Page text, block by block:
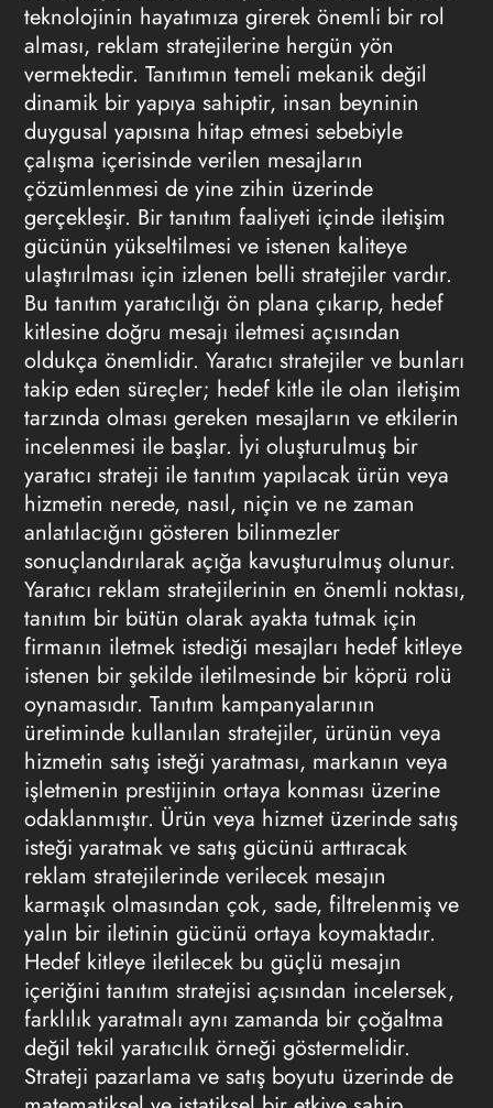
teknolojinin hayatımıza girerek önemli bir rol
alması, reklam stratejilerine hergün yön
vermektedir. Tanıtımın temeli mekanik değil
dinamik bir yapıya sahiptir, insan beyninin
duygusal yapısına hitap etmesi sebebiyle
çalışma içerisinde verilen mesajların
çözümlenmesi de yine zihin üzerinde
gerçekleşir. Bir tanıtım faaliyeti içinde iletişim
gücünün yükseltilmesi ve istenen kaliteye
ulaştırılması için izlenen belli stratejiler vardır.
Bu tanıtım yaratıcılığı ön plana çıkarıp, hedef
kitlesine doğru mesajı iletmesi açısından
oldukça önemlidir. Yaratıcı stratejiler ve bunları
takip eden süreçler; hedef kitle ile olan iletişim
tarzında olması gereken mesajların ve etkilerin
incelenmesi ile başlar. İyi oluşturulmuş bir
yaratıcı strateji ile tanıtım yapılacak ürün veya
hizmetin nerede, nasıl, niçin ve ne zaman
anlatılacığını gösteren bilinmezler
sonuçlandırılarak açığa kavuşturulmuş olunur.
Yaratıcı reklam stratejilerinin en önemli noktası,
tanıtım bir bütün olarak ayakta tutmak için
firmanın iletmek istediği mesajları hedef kitleye
istenen bir şekilde iletilmesinde bir köprü rolü
oynamasıdır. Tanıtım kampanyalarının
üretiminde kullanılan stratejiler, ürünün veya
hizmetin satış isteği yaratması, markanın veya
işletmenin prestijinin ortaya konması üzerine
odaklanmıştır. Ürün veya hizmet üzerinde satış
isteği yaratmak ve satış gücünü arttıracak
reklam stratejilerinde verilecek mesajın
karmaşık olmasından çok, sade, filtrelenmiş ve
yalın bir iletinin gücünü ortaya koymaktadır.
Hedef kitleye iletilecek bu güçlü mesajın
içeriğini tanıtım stratejisi açısından incelersek,
farklılık yaratmalı aynı zamanda bir çoğaltma
değil tekil yaratıcılık örneği göstermelidir.
Strateji pazarlama ve satış boyutu üzerinde de